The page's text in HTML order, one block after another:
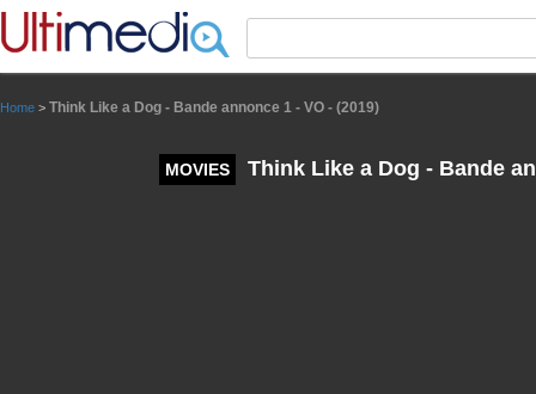
Home > Think Like a Dog - Bande annonce 1 - VO - (2019)
MOVIES Think Like a Dog - Bande
Panneau de gestion des cookies